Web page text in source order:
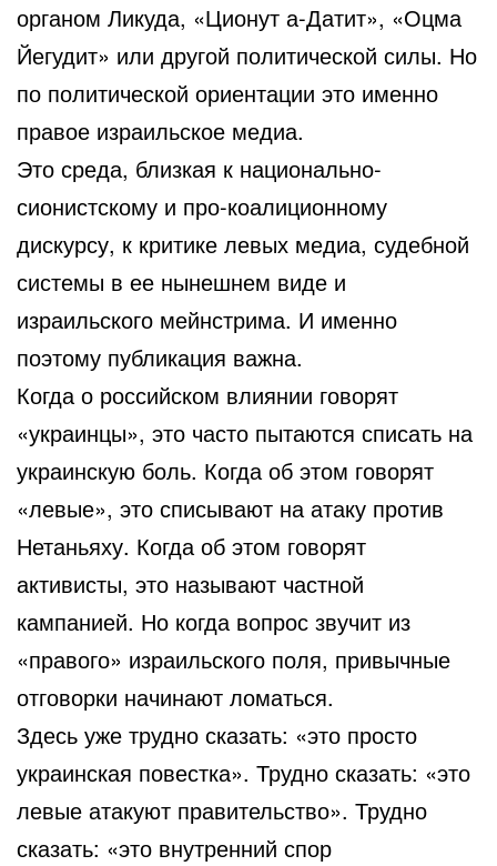
органом Ликуда, «Ционут а-Датит», «Оцма
Йегудит» или другой политической силы. Но
по политической ориентации это именно
правое израильское медиа.
Это среда, близкая к национально-
сионистскому и про-коалиционному
дискурсу, к критике левых медиа, судебной
системы в ее нынешнем виде и
израильского мейнстрима. И именно
поэтому публикация важна.
Когда о российском влиянии говорят
«украинцы», это часто пытаются списать на
украинскую боль. Когда об этом говорят
«левые», это списывают на атаку против
Нетаньяху. Когда об этом говорят
активисты, это называют частной
кампанией. Но когда вопрос звучит из
«правого» израильского поля, привычные
отговорки начинают ломаться.
Здесь уже трудно сказать: «это просто
украинская повестка». Трудно сказать: «это
левые атакуют правительство». Трудно
сказать: «это внутренний спор